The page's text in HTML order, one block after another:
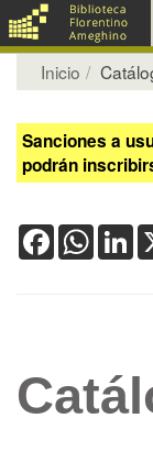
Inicio
Sanciones a
podrán
Facebook